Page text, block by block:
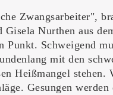
Zwangsarbeiter",
Gisela Nurthen aus
Punkt. Schweigend
mit den
Heißmangel stehen.
Gesungen